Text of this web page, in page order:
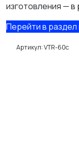
изготовления — в
Перейти в раздел
Артикул:VTR-60c